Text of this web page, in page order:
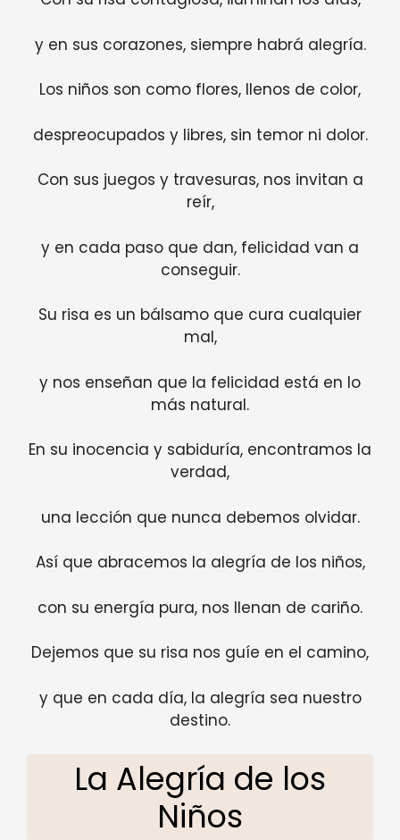
y en sus corazones, siempre habrá alegría.
Los niños son como flores, llenos de color,
despreocupados y libres, sin temor ni dolor.
Con sus juegos y travesuras, nos invitan a
reír,
y en cada paso que dan, felicidad van a
conseguir.
Su risa es un bálsamo que cura cualquier
mal,
y nos enseñan que la felicidad está en lo
más natural.
En su inocencia y sabiduría, encontramos la
verdad,
una lección que nunca debemos olvidar.
Así que abracemos la alegría de los niños,
con su energía pura, nos llenan de cariño.
Dejemos que su risa nos guíe en el camino,
y que en cada día, la alegría sea nuestro
destino.
La Alegría de los
Niños